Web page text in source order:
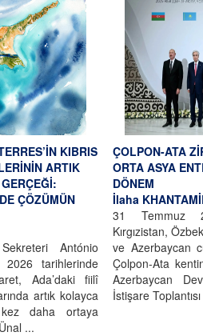
KIBRIS
ARTIK
ÇÖZÜMÜN
António
2026 tarihlerinde
Ada’daki fiilî
artık kolayca
kez daha ortaya
...
ÇOLPON-ATA
ORTA ASYA
DÖNEM
İlaha
31 Temmuz
Kırgızistan,
ve Azerbaycan
Çolpon-Ata
Azerbaycan
İstişare